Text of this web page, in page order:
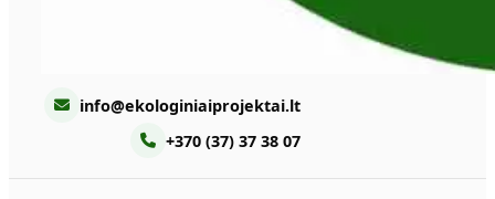
info@ekologiniaiprojektai.lt
+370 (37) 37 38 07